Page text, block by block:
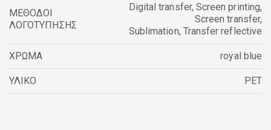
ΜΕΘΟΔΟΙ
ΛΟΓΟΤΥΠΗΣΗΣ
Digital transfer, Screen printing,
Screen transfer,
Sublimation, Transfer reflective
ΧΡΩΜΑ royal blue
ΥΛΙΚΟ PET